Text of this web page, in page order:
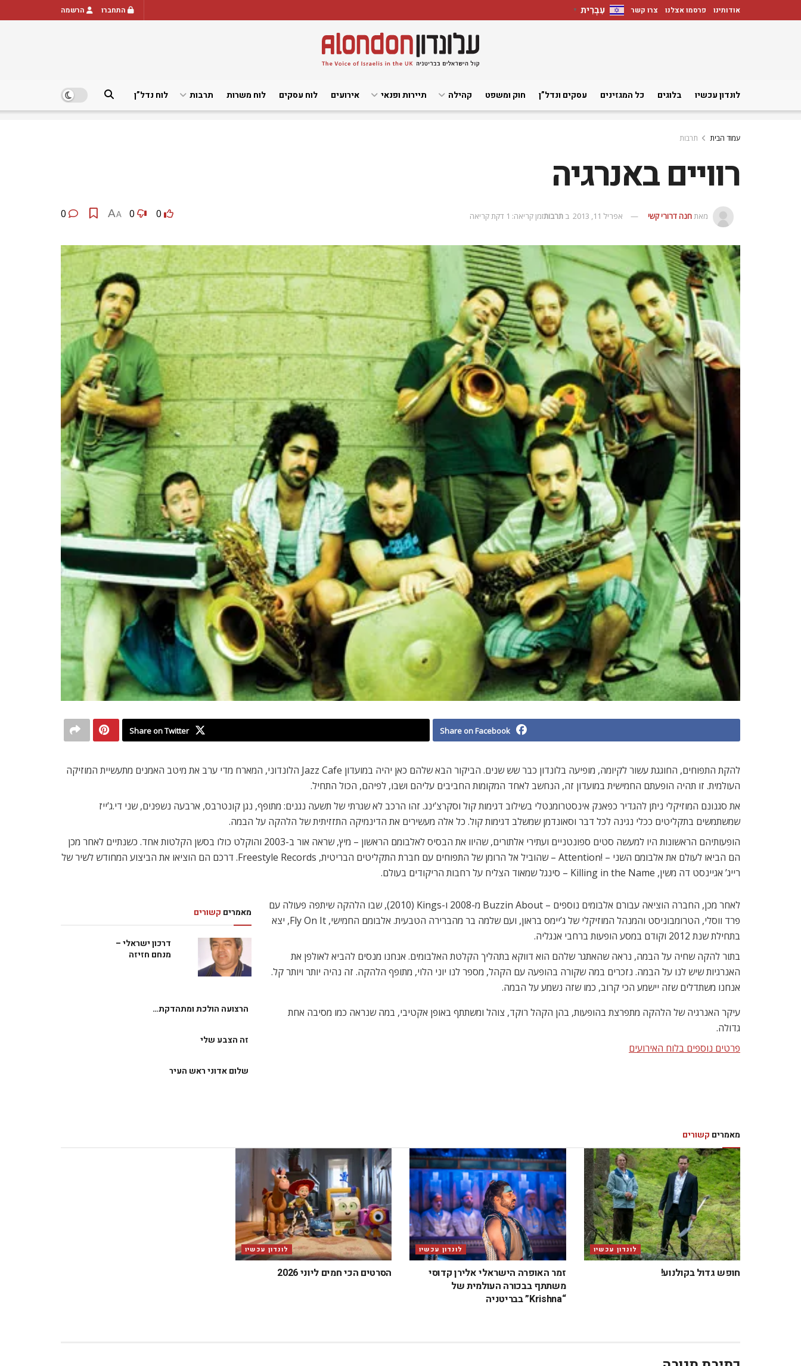
אודותינו פרסמו אצלנו צרו קשר עִבְרִית ▼ התחברו הרשמה
לונדון עכשיו בלוגים כל המגזינים עסקים ונדל”ן חוק ומשפט קהילה תיירות ופנאי אירועים לוח עסקים לוח משרות תרבות לוח נדל”ן
עמוד הבית תרבות
רוויים באנרגיה
מאתחנה דרורי קשי אפריל 11, 2013 ב תרבותזמן קריאה: 1 דקת קריאה 0
0
A
A
Share on Facebook
Share on Twitter
להקת התפוחים, החוגגת עשור לקיומה, מופיעה בלונדון כבר שש שנים. הביקור הבא שלהם כאן יהיה במועדון Jazz Cafe הלונדוני, המארח מדי ערב את מיטב האמנים מתעשיית המוזיקה
העולמית. זו תהיה הופעתם החמישית במועדון זה, הנחשב לאחד המקומות החביבים עליהם ושבו, לפיהם, הכול התחיל.
את סגנונם המוזיקלי ניתן להגדיר כפאנק אינסטרומנטלי בשילוב דגימות קול וסקרצ’ינג. זהו הרכב לא שגרתי של תשעה נגנים: מתופף, נגן קונטרבס, ארבעה נשפנים, שני די.ג’ייז
שמשתמשים בתקליטים ככלי נגינה לכל דבר וסאונדמן שמשלב דגימות קול. כל אלה מעשירים את הדינמיקה התזזיתית של הלהקה על הבמה.
הופעותיהם הראשונות היו למעשה סטים ספונטניים ועתירי אלתורים, שהיוו את הבסיס לאלבומם הראשון – מיץ, שראה אור ב-2003 והוקלט כולו בסשן הקלטות אחד. כשנתיים לאחר מכן
הם הביאו לעולם את אלבומם השני – !Attention – שהוביל אל הרומן של התפוחים עם חברת התקליטים הבריטית, Freestyle Records. דרכם הם הוציאו את הביצוע המחודש לשיר של
רייג’ אגיינסט דה משין, Killing in the Name – סינגל שמאוד הצליח על רחבות הריקודים בעולם.
מאמרים קשורים
דרכון ישראלי –
מנחם חזיזה
הרצועה הולכת ומתהדקת…
זה הצבע שלי
שלום אדוני ראש העיר
לאחר מכן, החברה הוציאה עבורם אלבומים נוספים – Buzzin About מ-2008 ו-Kings‏ (2010), שבו הלהקה שיתפה פעולה עם
פרד ווסלי, הטרומבוניסט והמנהל המוזיקלי של ג’יימס בראון, ועם שלמה בר מהברירה הטבעית. אלבומם החמישי, Fly On It, יצא
בתחילת שנת 2012 וקודם במסע הופעות ברחבי אנגליה.
בתור להקה שחיה על הבמה, נראה שהאתגר שלהם הוא דווקא בתהליך הקלטת האלבומים. אנחנו מנסים להביא לאולפן את
האנרגיות שיש לנו על הבמה. נזכרים במה שקורה בהופעה עם הקהל, מספר לנו יוני הלוי, מתופף הלהקה. זה נהיה יותר ויותר קל.
אנחנו משתדלים שזה יישמע הכי קרוב, כמו שזה נשמע על הבמה.
עיקר האנרגיה של הלהקה מתפרצת בהופעות, בהן הקהל רוקד, צוהל ומשתתף באופן אקטיבי, במה שנראה כמו מסיבה אחת
גדולה.
פרטים נוספים בלוח האירועים
מאמרים קשורים
לונדון עכשיו
חופש גדול בקולנוע!
לונדון עכשיו
זמר האופרה הישראלי אלירן קדוסי
משתתף בבכורה העולמית של
“Krishna” בבריטניה
לונדון עכשיו
הסרטים הכי חמים ליוני 2026